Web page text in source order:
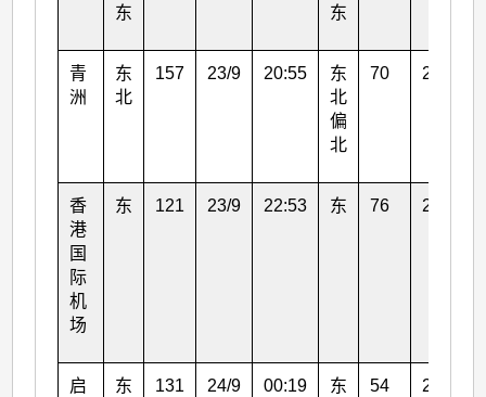
东
东
青
洲
东
北
157 23/9 20:55
东
北
偏
北
70 23/9
香
港
国
际
机
场
东 121 23/9 22:53 东 76 24/9
启
东
131 24/9 00:19 东 54 24/9